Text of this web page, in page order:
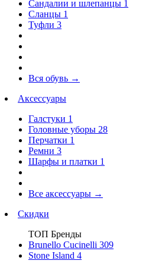
Сандалии и шлепанцы 1
Сланцы 1
Туфли 3
Вся обувь →
Аксессуары
Галстуки 1
Головные уборы 28
Перчатки 1
Ремни 3
Шарфы и платки 1
Все аксессуары →
Скидки
ТОП Бренды
Brunello Cucinelli 309
Stone Island 4